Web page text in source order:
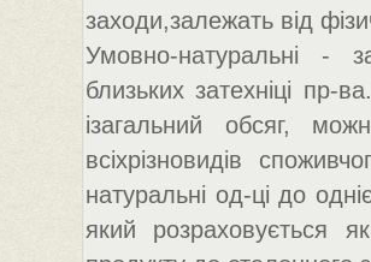
заходи,залежать від
Умовно-натуральні -
близьких затехніці пр-
ізагальний обсяг,
всіхрізновидів
натуральні од-ці до
який розраховується